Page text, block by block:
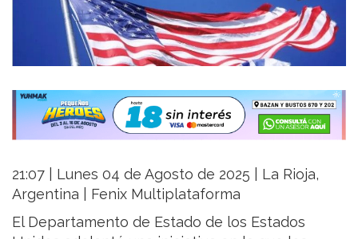
21:07 | Lunes 04 de Agosto de 2025 | La Rioja,
Argentina | Fenix Multiplataforma
El Departamento de Estado de los Estados